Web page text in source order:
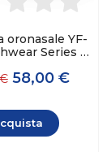
oronasale YF-
Series -
58,00 €